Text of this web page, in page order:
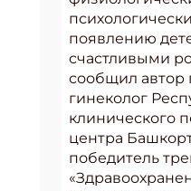
появлению
счастливыми
сообщил автор
гинеколог
клинического
центра
победитель